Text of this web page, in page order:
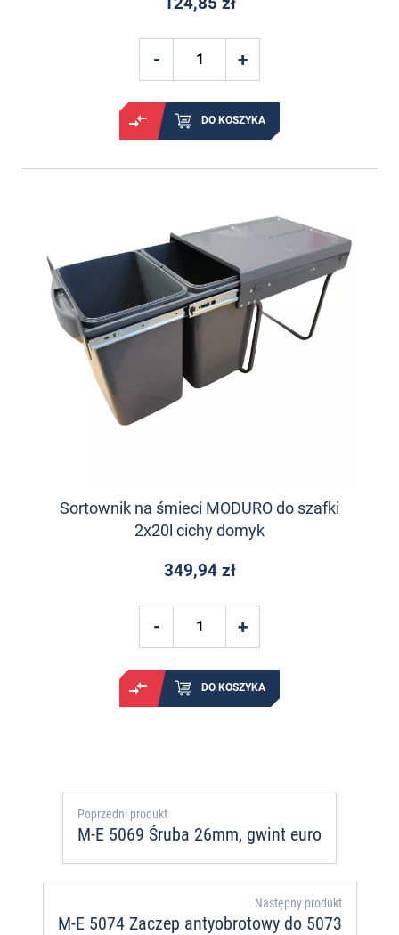
DO KOSZYKA
Sortownik na śmieci MODURO do szafki
2x20l cichy domyk
349,94 zł
DO KOSZYKA
Poprzedni produkt
M-E 5069 Śruba 26mm, gwint euro
Następny produkt
M-E 5074 Zaczep antyobrotowy do 5073